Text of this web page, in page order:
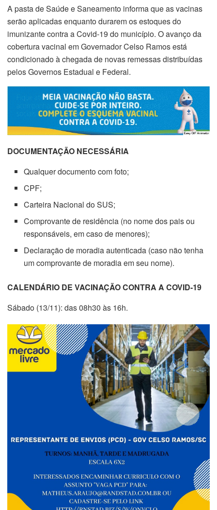
A pasta de Saúde e Saneamento informa que as vacinas
serão aplicadas enquanto durarem os estoques do
imunizante contra a Covid-19 do município. O avanço da
cobertura vacinal em Governador Celso Ramos está
condicionado à chegada de novas remessas distribuídas
pelos Governos Estadual e Federal.
DOCUMENTAÇÃO NECESSÁRIA
Qualquer documento com foto;
CPF;
Carteira Nacional do SUS;
Comprovante de residência (no nome dos pais ou
responsáveis, em caso de menores);
Declaração de moradia autenticada (caso não tenha
um comprovante de moradia em seu nome).
CALENDÁRIO DE VACINAÇÃO CONTRA A COVID-19
Sábado (13/11): das 08h30 às 16h.